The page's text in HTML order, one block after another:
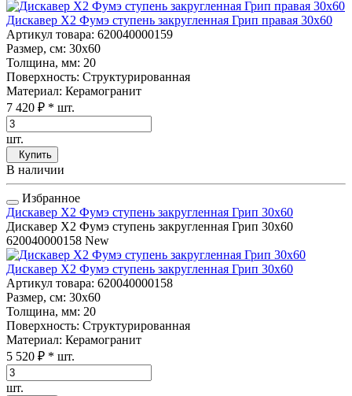
Дискавер Х2 Фумэ ступень закругленная Грип правая 30x60
Артикул товара: 620040000159
Размер, см: 30x60
Толщина, мм: 20
Поверхность: Структурированная
Материал: Керамогранит
7 420 ₽ * шт.
шт.
Купить
В наличии
Избранное
Дискавер Х2 Фумэ ступень закругленная Грип 30x60
Дискавер Х2 Фумэ ступень закругленная Грип 30x60
620040000158 New
Дискавер Х2 Фумэ ступень закругленная Грип 30x60
Артикул товара: 620040000158
Размер, см: 30x60
Толщина, мм: 20
Поверхность: Структурированная
Материал: Керамогранит
5 520 ₽ * шт.
шт.